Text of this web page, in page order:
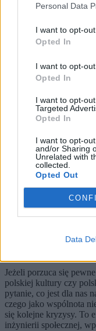
Personal Data
I want to opt-
Opted In
I want to opt-
Opted In
I want to opt-
Targeted
Opted In
I want to opt-
and/or Sharing
Unrelated with
collected.
Opted Out
Data
Jeżeli porzuca się
polskiej kultury czy
pytanie, co jest dla nas
czego jako wspólnota
się kolejne kryzysy. To
inżynierii społecznej,